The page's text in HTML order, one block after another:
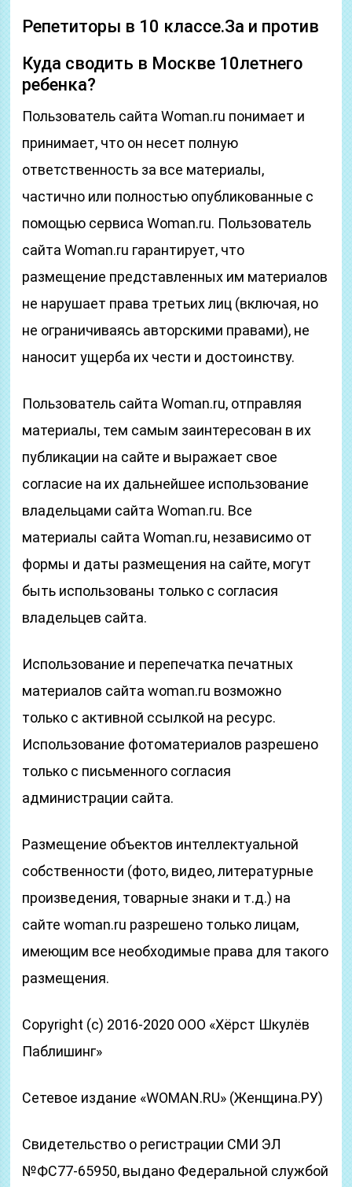
Репетиторы в 10 классе.За и против
Куда сводить в Москве 10летнего
ребенка?
Пользователь сайта Woman.ru понимает и
принимает, что он несет полную
ответственность за все материалы,
частично или полностью опубликованные с
помощью сервиса Woman.ru. Пользователь
сайта Woman.ru гарантирует, что
размещение представленных им материалов
не нарушает права третьих лиц (включая, но
не ограничиваясь авторскими правами), не
наносит ущерба их чести и достоинству.
Пользователь сайта Woman.ru, отправляя
материалы, тем самым заинтересован в их
публикации на сайте и выражает свое
согласие на их дальнейшее использование
владельцами сайта Woman.ru. Все
материалы сайта Woman.ru, независимо от
формы и даты размещения на сайте, могут
быть использованы только с согласия
владельцев сайта.
Использование и перепечатка печатных
материалов сайта woman.ru возможно
только с активной ссылкой на ресурс.
Использование фотоматериалов разрешено
только с письменного согласия
администрации сайта.
Размещение объектов интеллектуальной
собственности (фото, видео, литературные
произведения, товарные знаки и т.д.) на
сайте woman.ru разрешено только лицам,
имеющим все необходимые права для такого
размещения.
Copyright (с) 2016-2020 ООО «Хёрст Шкулёв
Паблишинг»
Сетевое издание «WOMAN.RU» (Женщина.РУ)
Свидетельство о регистрации СМИ ЭЛ
№ФС77-65950, выдано Федеральной службой